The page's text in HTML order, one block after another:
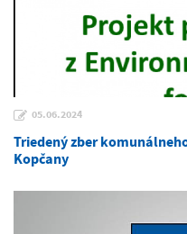
05.06.2024
Triedený zber
Kopčany